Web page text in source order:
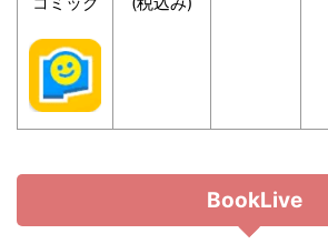
BookLive